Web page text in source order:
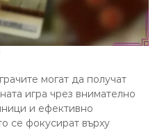
могат да получат
игра чрез внимателно
и ефективно
се фокусират върху